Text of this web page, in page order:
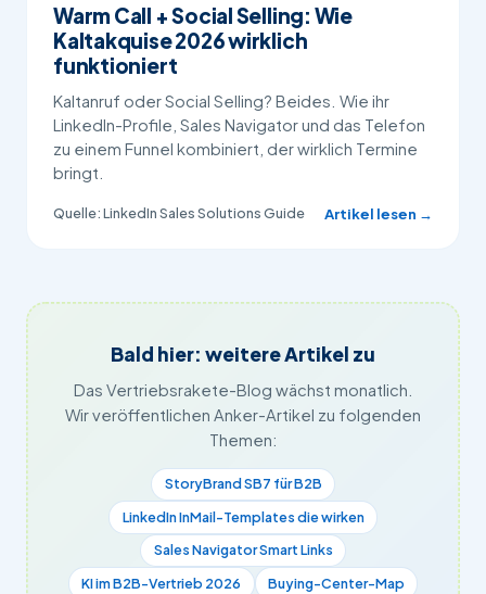
Warm Call + Social Selling: Wie
Kaltakquise 2026 wirklich
funktioniert
Kaltanruf oder Social Selling? Beides. Wie ihr
LinkedIn-Profile, Sales Navigator und das Telefon
zu einem Funnel kombiniert, der wirklich Termine
bringt.
Quelle: LinkedIn Sales Solutions Guide Artikel lesen →
Bald hier: weitere Artikel zu
Das Vertriebsrakete-Blog wächst monatlich.
Wir veröffentlichen Anker-Artikel zu folgenden
Themen:
StoryBrand SB7 für B2B
LinkedIn InMail-Templates die wirken
Sales Navigator Smart Links
KI im B2B-Vertrieb 2026
Buying-Center-Map